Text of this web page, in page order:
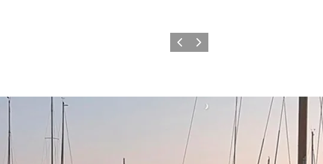
ZurückWeiter